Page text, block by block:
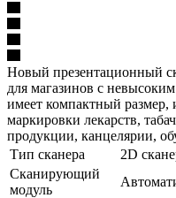
Новый презентационный
для магазинов с
имеет компактный размер,
маркировки лекарств,
продукции, канцелярии,
Тип сканера
2D
Сканирующий
модуль